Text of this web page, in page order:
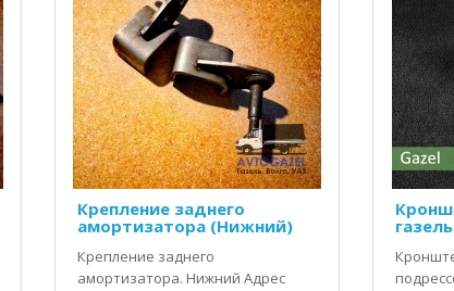
Крепление заднего
амортизатора (Нижний)
Крепление заднего
амортизатора. Нижний Адрес
газель